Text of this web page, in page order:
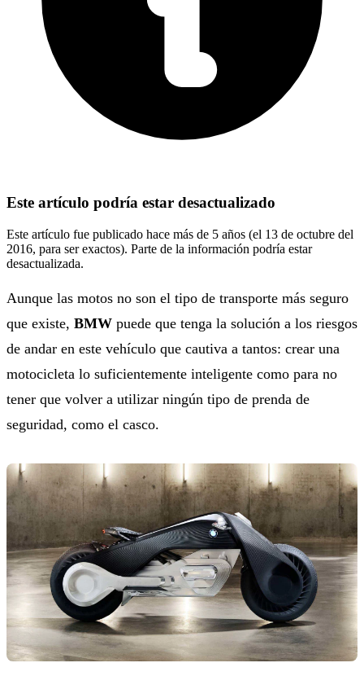
Este artículo podría estar desactualizado
Este artículo fue publicado hace más de 5 años (el 13 de octubre del
2016, para ser exactos). Parte de la información podría estar
desactualizada.
Aunque las motos no son el tipo de transporte más seguro
que existe, BMW puede que tenga la solución a los riesgos
de andar en este vehículo que cautiva a tantos: crear una
motocicleta lo suficientemente inteligente como para no
tener que volver a utilizar ningún tipo de prenda de
seguridad, como el casco.